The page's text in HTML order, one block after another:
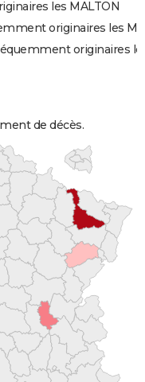
les MALTON
originaires les
originaires
de décès.